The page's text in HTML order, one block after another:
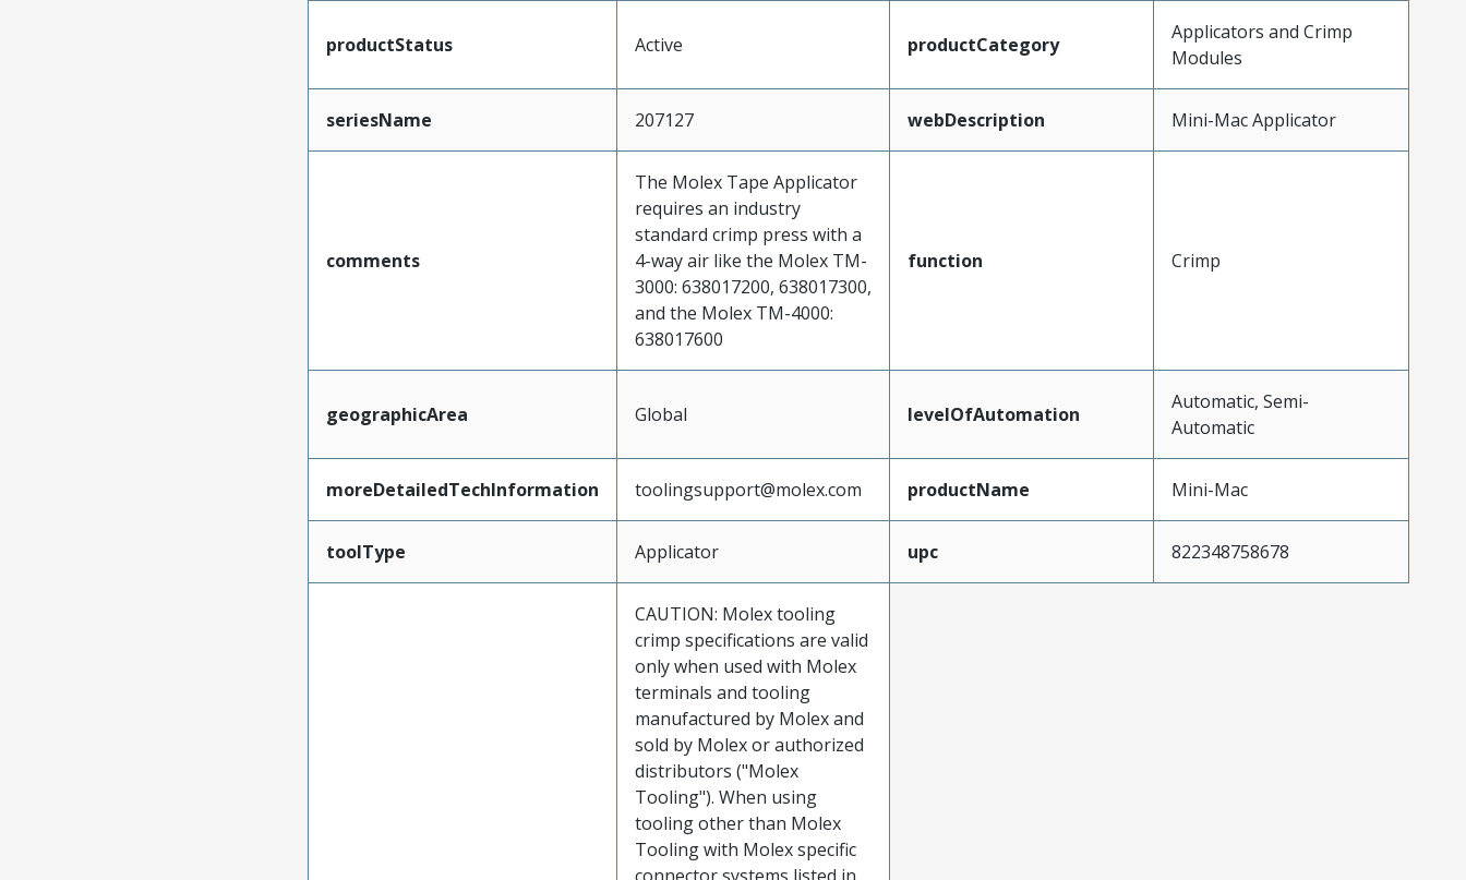
productStatus Active productCategory
Applicators and Crimp
Modules
seriesName 207127 webDescription Mini-Mac Applicator
comments
The Molex Tape Applicator
requires an industry
standard crimp press with a
4-way air like the Molex TM-
3000: 638017200, 638017300,
and the Molex TM-4000:
638017600
function Crimp
geographicArea Global levelOfAutomation
Automatic, Semi-
Automatic
moreDetailedTechInformation toolingsupport@molex.com productName Mini-Mac
toolType Applicator upc 822348758678
CAUTION: Molex tooling
crimp specifications are valid
only when used with Molex
terminals and tooling
manufactured by Molex and
sold by Molex or authorized
distributors ("Molex
Tooling"). When using
tooling other than Molex
Tooling with Molex specific